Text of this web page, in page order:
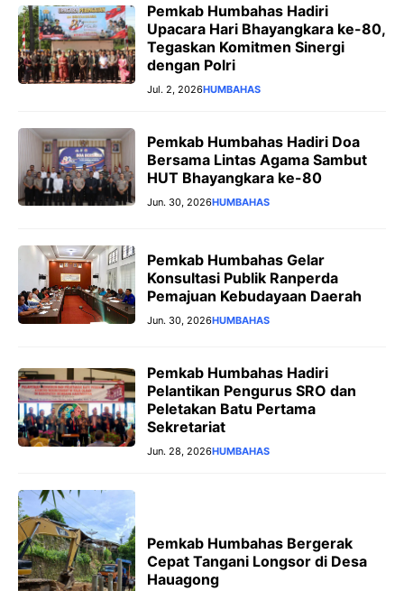
Pemkab Humbahas Hadiri
Upacara Hari Bhayangkara ke-80,
Tegaskan Komitmen Sinergi
dengan Polri
Jul. 2, 2026HUMBAHAS
Pemkab Humbahas Hadiri Doa
Bersama Lintas Agama Sambut
HUT Bhayangkara ke-80
Jun. 30, 2026HUMBAHAS
Pemkab Humbahas Gelar
Konsultasi Publik Ranperda
Pemajuan Kebudayaan Daerah
Jun. 30, 2026HUMBAHAS
Pemkab Humbahas Hadiri
Pelantikan Pengurus SRO dan
Peletakan Batu Pertama
Sekretariat
Jun. 28, 2026HUMBAHAS
Pemkab Humbahas Bergerak
Cepat Tangani Longsor di Desa
Hauagong